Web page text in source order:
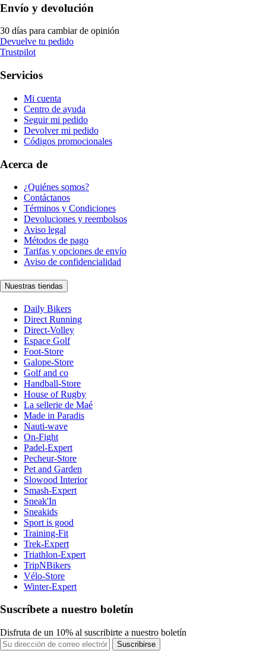
Envío y devolución
30 días para cambiar de opinión
Devuelve tu pedido
Trustpilot
Servicios
Mi cuenta
Centro de ayuda
Seguir mi pedido
Devolver mi pedido
Códigos promocionales
Acerca de
¿Quiénes somos?
Contáctanos
Términos y Condiciones
Devoluciones y reembolsos
Aviso legal
Métodos de pago
Tarifas y opciones de envío
Aviso de confidencialidad
Nuestras tiendas
Daily Bikers
Direct Running
Direct-Volley
Espace Golf
Foot-Store
Galope-Store
Golf and co
Handball-Store
House of Rugby
La sellerie de Maé
Made in Paradis
Nauti-wave
On-Fight
Padel-Expert
Pecheur-Store
Pet and Garden
Slowood Interior
Smash-Expert
Sneak'In
Sneakids
Sport is good
Training-Fit
Trek-Expert
Triathlon-Expert
TripNBikers
Vélo-Store
Winter-Expert
Suscríbete a nuestro boletín
Disfruta de un 10% al suscribirte a nuestro boletín
Suscribirse